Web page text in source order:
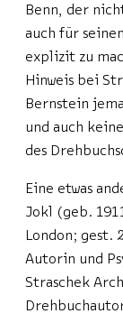
Benn, der
auch für
explizit zu
Hinweis bei
Bernstein
und auch
des
Eine etwas
Jokl (geb.
London; gest.
Autorin und
Straschek